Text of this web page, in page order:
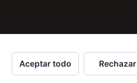
Aceptar todo Rechazar